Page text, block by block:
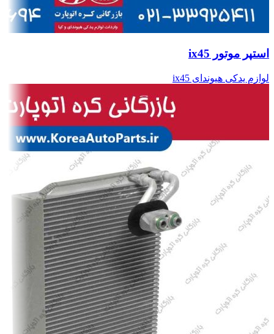
استپر موتور ix45
لوازم یدکی هیوندای ix45